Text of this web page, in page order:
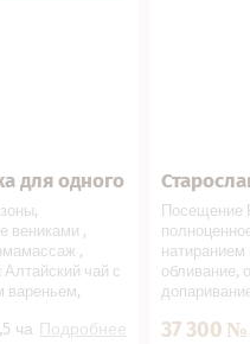
для одного
вениками ,
,
чай с
вареньем,
часаПодробнее
В подарок!
Посещение
обливание,
ароматный
37 300